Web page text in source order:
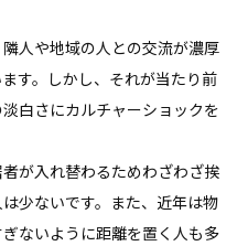
人や地域の人との交流が濃厚
す。しかし、それが当たり前
白さにカルチャーショックを
が入れ替わるためわざわざ挨
少ないです。また、近年は物
ないように距離を置く人も多